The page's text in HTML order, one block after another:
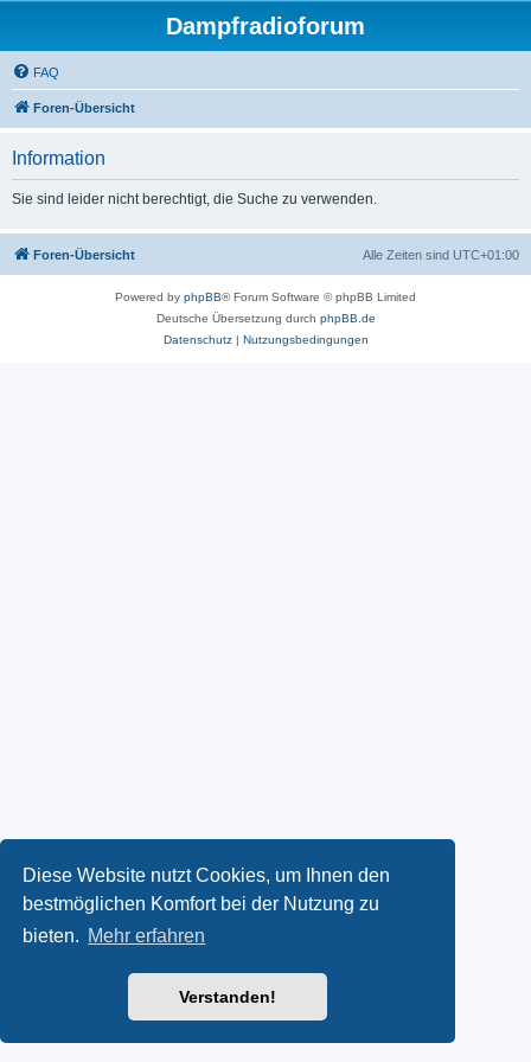
Diese Website nutzt Cookies, um Ihnen den
bestmöglichen Komfort bei der Nutzung zu
bieten. Mehr erfahren
Verstanden!
Dampfradioforum
FAQ
Foren-Übersicht
Information
Sie sind leider nicht berechtigt, die Suche zu verwenden.
Foren-Übersicht Alle Zeiten sind UTC+01:00
Powered by phpBB® Forum Software © phpBB Limited
Deutsche Übersetzung durch phpBB.de
Datenschutz| Nutzungsbedingungen